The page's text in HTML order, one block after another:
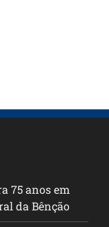
75 anos em
da Bênção